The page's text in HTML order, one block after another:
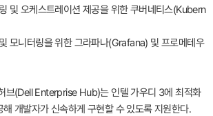
및 오케스트레이션 제공을 위한 쿠버네티스(Kubern
모니터링을 위한 그라파나(Grafana) 및 프로메테우
브(Dell Enterprise Hub)는 인텔 가우디 3에 최적화
개발자가 신속하게 구현할 수 있도록 지원한다.